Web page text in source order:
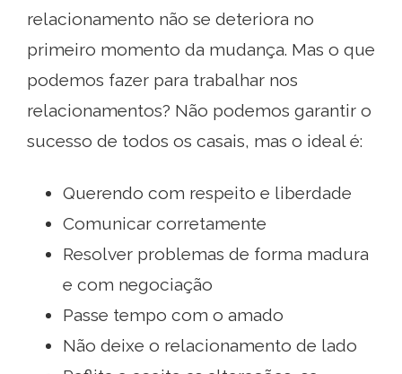
relacionamento não se deteriora no
primeiro momento da mudança. Mas o que
podemos fazer para trabalhar nos
relacionamentos? Não podemos garantir o
sucesso de todos os casais, mas o ideal é:
Querendo com respeito e liberdade
Comunicar corretamente
Resolver problemas de forma madura
e com negociação
Passe tempo com o amado
Não deixe o relacionamento de lado